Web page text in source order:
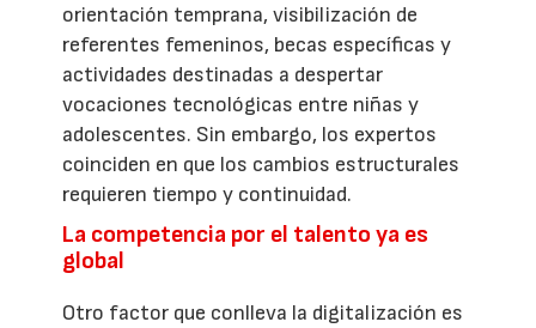
orientación temprana, visibilización de
referentes femeninos, becas específicas y
actividades destinadas a despertar
vocaciones tecnológicas entre niñas y
adolescentes. Sin embargo, los expertos
coinciden en que los cambios estructurales
requieren tiempo y continuidad.
La competencia por el talento ya es
global
Otro factor que conlleva la digitalización es